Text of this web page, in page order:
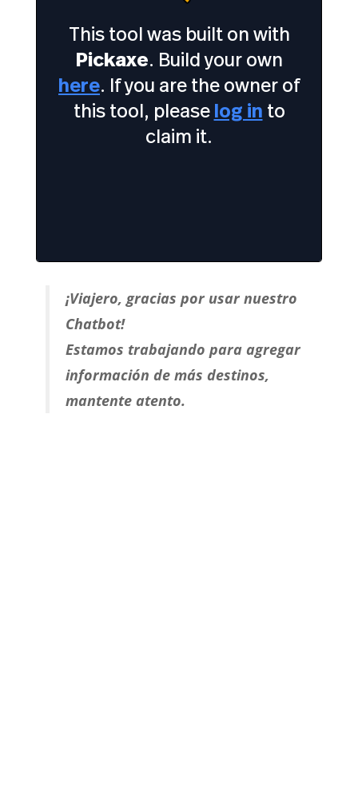
¡Viajero, gracias por usar nuestro
Chatbot!
Estamos trabajando para agregar
información de más destinos,
mantente atento.